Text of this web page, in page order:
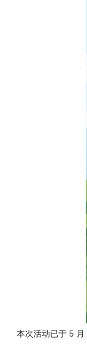
本次活动已于 5 月